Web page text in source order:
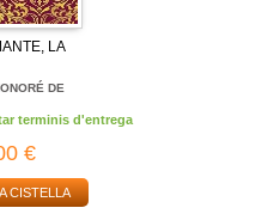
LA
DE
terminis d'entrega
€
CISTELLA